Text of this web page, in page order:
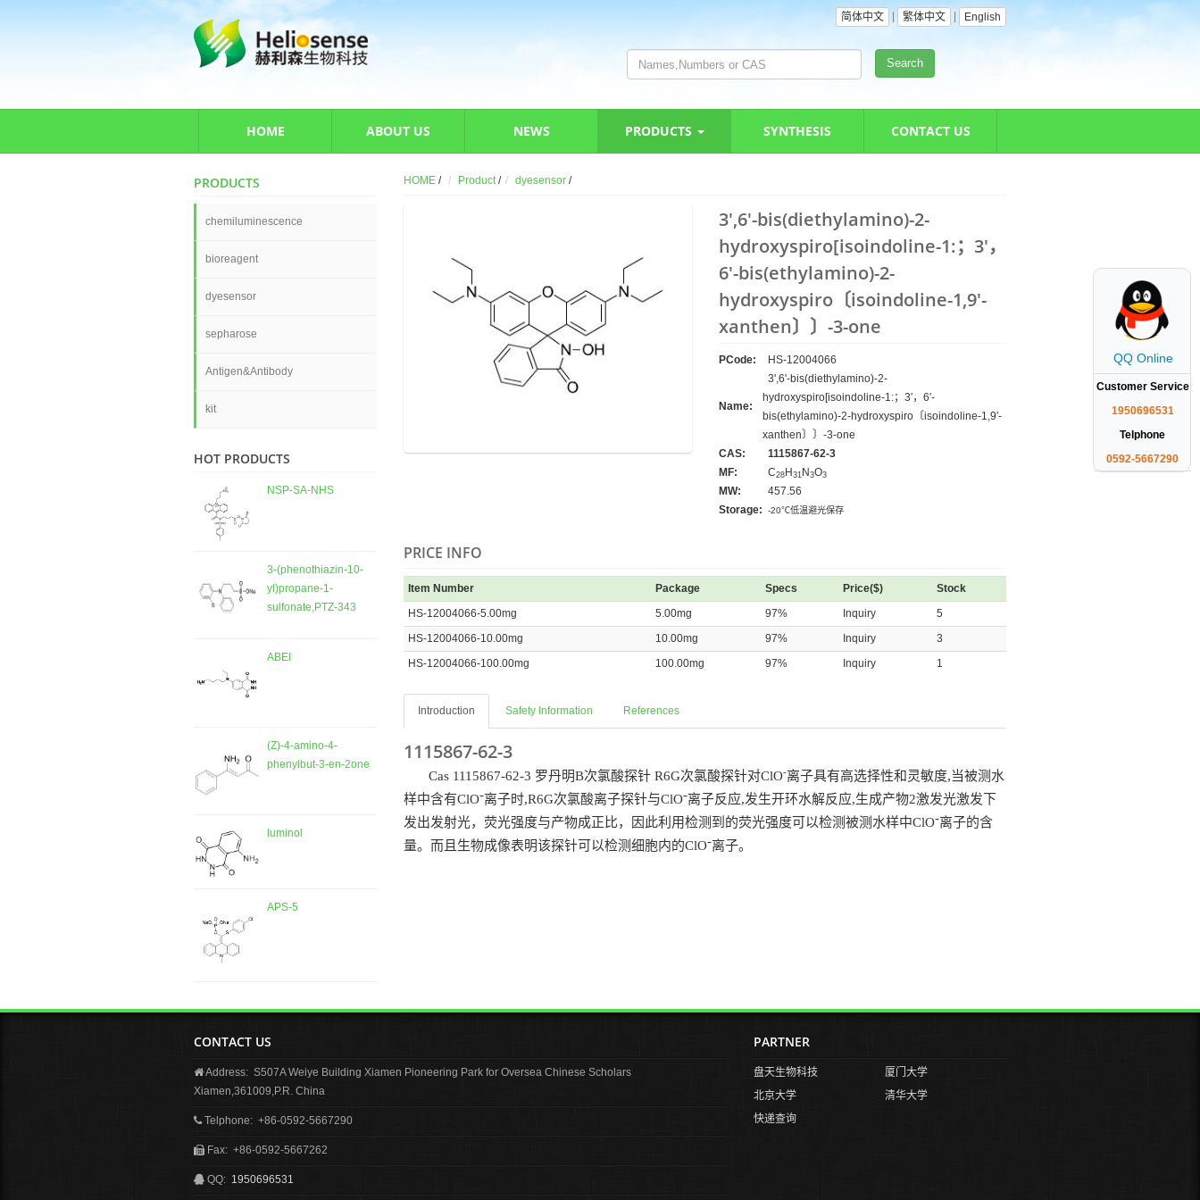
简体中文 繁体中文 English
Search
HOME ABOUT US NEWS PRODUCTS SYNTHESIS CONTACT US
PRODUCTS
chemiluminescence
bioreagent
dyesensor
sepharose
Antigen&Antibody
kit
HOT PRODUCTS
NSP-SA-NHS
3-(phenothiazin-10-
yl)propane-1-
sulfonate,PTZ-343
ABEI
(Z)-4-amino-4-
phenylbut-3-en-2one
luminol
APS-5
HOME / Product / dyesensor /
3',6'-bis(diethylamino)-2-
hydroxyspiro[isoindoline-1:；3′，
6′-bis(ethylamino)-2-
hydroxyspiro〔isoindoline-1,9′-
xanthen〕〕-3-one
PCode: HS-12004066
Name:
3',6'-bis(diethylamino)-2-
hydroxyspiro[isoindoline-1:；3′，6′-
bis(ethylamino)-2-hydroxyspiro〔isoindoline-1,9′-
xanthen〕〕-3-one
CAS:
1115867-62-3
MF:
C28H 31 N 3O3
MW:
457.56
Storage:
-20℃低温避光保存
PRICE INFO
Item Number Package Specs Price($)
Stock
HS-12004066-5.00mg
5.00mg 97% Inquiry
5
HS-12004066-10.00mg
10.00mg 97% Inquiry
3
HS-12004066-100.00mg
100.00mg 97% Inquiry 1
Introduction Safety Information References
1115867-62-3
Cas 1115867-62-3 罗丹明B次氯酸探针 R6G次氯酸探针对ClO-离子具有高选择性和灵敏度,当被测水
样中含有ClO-离子时,R6G次氯酸离子探针与ClO-离子反应,发生开环水解反应,生成产物2激发光激发下
发出发射光，荧光强度与产物成正比，因此利用检测到的荧光强度可以检测被测水样中ClO-离子的含
量。而且生物成像表明该探针可以检测细胞内的ClO-离子。
QQ Online
Customer Service
1950696531
Telphone
0592-5667290
CONTACT US
Address: S507A Weiye Building Xiamen Pioneering Park for Oversea Chinese Scholars
Xiamen,361009,P.R. China
Telphone: +86-0592-5667290
Fax: +86-0592-5667262
QQ: 1950696531
PARTNER
盘天生物科技
北京大学
快递查询
厦门大学
清华大学